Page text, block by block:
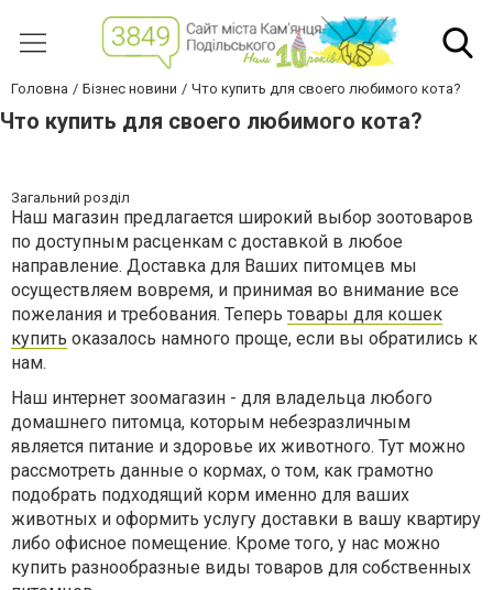
Головна Бізнес новини Что купить для своего любимого кота?
Что купить для своего любимого кота?
Загальний розділ
Наш магазин предлагается широкий выбор зоотоваров
по доступным расценкам с доставкой в любое
направление. Доставка для Ваших питомцев мы
осуществляем вовремя, и принимая во внимание все
пожелания и требования. Теперь товары для кошек
купить оказалось намного проще, если вы обратились к
нам.
Наш интернет зоомагазин - для владельца любого
домашнего питомца, которым небезразличным
является питание и здоровье их животного. Тут можно
рассмотреть данные о кормах, о том, как грамотно
подобрать подходящий корм именно для ваших
животных и оформить услугу доставки в вашу квартиру
либо офисное помещение. Кроме того, у нас можно
купить разнообразные виды товаров для собственных